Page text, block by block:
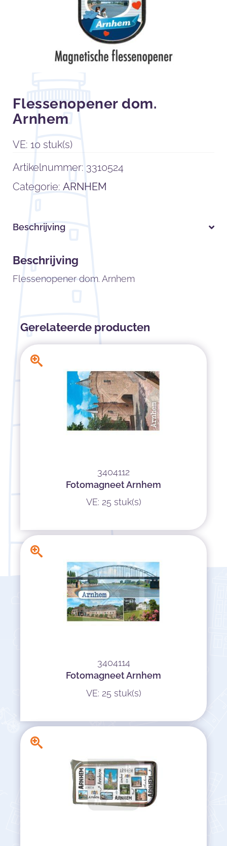
Flessenopener dom.
Arnhem
VE: 10 stuk(s)
Artikelnummer: 3310524
Categorie:ARNHEM
Beschrijving
Beschrijving
Flessenopener dom. Arnhem
Gerelateerde producten
3404112
Fotomagneet Arnhem
VE: 25 stuk(s)
3404114
Fotomagneet Arnhem
VE: 25 stuk(s)